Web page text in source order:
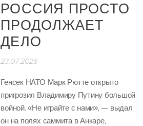
РОССИЯ ПРОСТО
ПРОДОЛЖАЕТ
ДЕЛО
23.07.2026
Генсек НАТО Марк Рютте открыто
пригрозил Владимиру Путину большой
войной. «Не играйте с нами», — выдал
он на полях саммита в Анкаре,